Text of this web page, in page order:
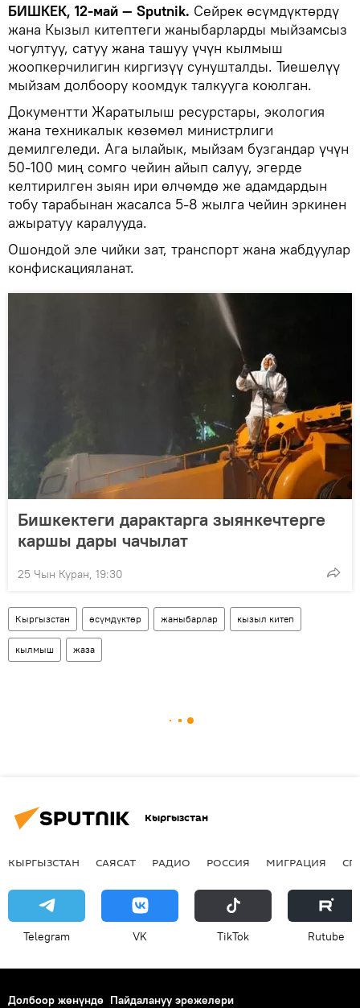
БИШКЕК, 12-май — Sputnik. Сейрек өсүмдүктөрдү
жана Кызыл китептеги жаныбарларды мыйзамсыз
чогултуу, сатуу жана ташуу үчүн кылмыш
жоопкерчилигин киргизүү сунушталды. Тиешелүү
мыйзам долбоору коомдук талкууга коюлган.
Документти Жаратылыш ресурстары, экология
жана техникалык көзөмөл министрлиги
демилгеледи. Ага ылайык, мыйзам бузгандар үчүн
50-100 миң сомго чейин айып салуу, эгерде
келтирилген зыян ири өлчөмдө же адамдардын
тобу тарабынан жасалса 5-8 жылга чейин эркинен
ажыратуу каралууда.
Ошондой эле чийки зат, транспорт жана жабдуулар
конфискацияланат.
Бишкектеги дарактарга зыянкечтерге
каршы дары чачылат
25 Чын Куран, 19:30
Кыргызстан өсүмдүктөр жаныбарлар кызыл китеп
кылмыш жаза
Кыргызстан
КЫРГЫЗСТАН САЯСАТ РАДИО РОССИЯ МИГРАЦИЯ
Telegram VK ТikТоk Rutube
Долбоор жөнүндө Пайдалануу эрежелери